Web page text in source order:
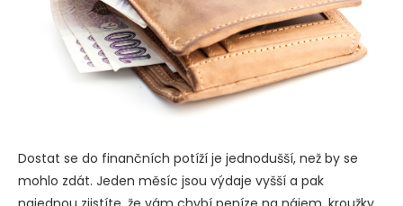
Dostat se do finančních potíží je jednodušší, než by se
mohlo zdát. Jeden měsíc jsou výdaje vyšší a pak